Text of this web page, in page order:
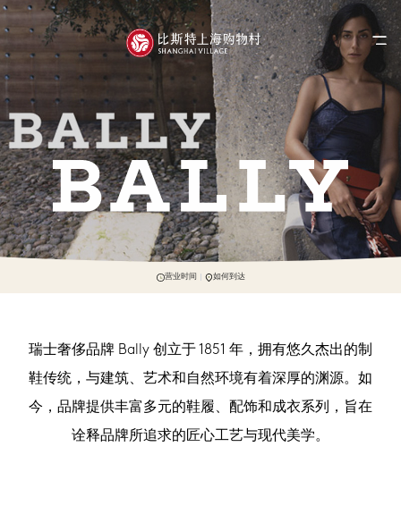
营业时间 如何到达
瑞士奢侈品牌 Bally 创立于 1851 年，拥有悠久杰出的制
鞋传统，与建筑、艺术和自然环境有着深厚的渊源。如
今，品牌提供丰富多元的鞋履、配饰和成衣系列，旨在
诠释品牌所追求的匠心工艺与现代美学。